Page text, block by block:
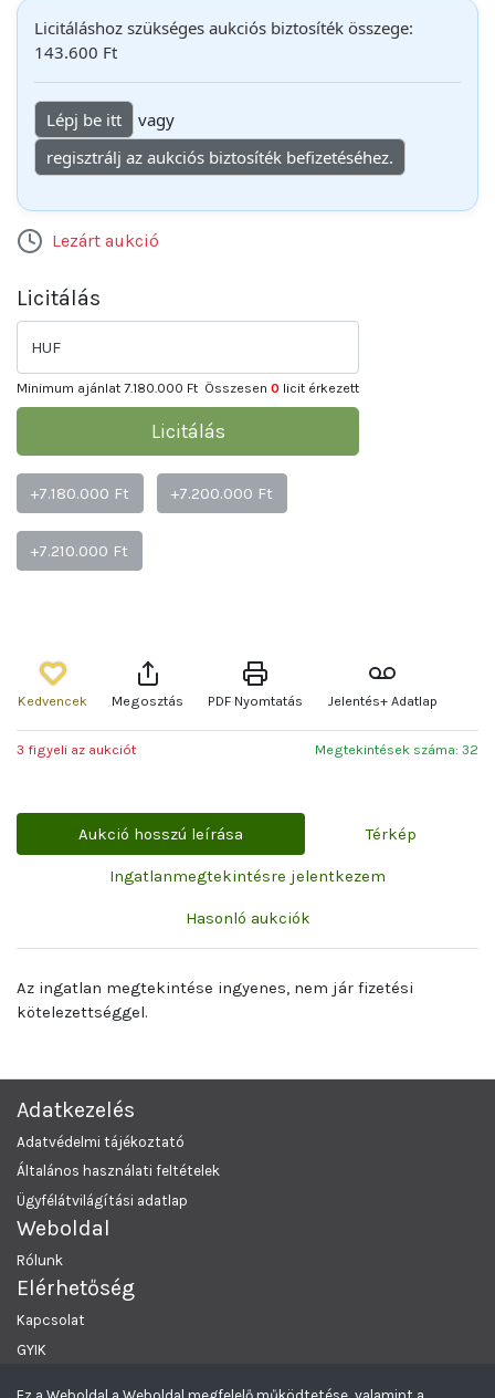
Licitáláshoz szükséges aukciós biztosíték összege:
143.600 Ft
Lépj be itt
vagy
regisztrálj az aukciós biztosíték befizetéséhez.
Lezárt aukció
Licitálás
HUF
Minimum ajánlat 7.180.000 Ft Összesen 0 licit érkezett
Licitálás
+7.180.000 Ft +7.200.000 Ft
+7.210.000 Ft
Kedvencek Megosztás PDF Nyomtatás Jelentés+ Adatlap
3 figyeli az aukciót Megtekintések száma: 32
Aukció hosszú leírása Térkép
Ingatlanmegtekintésre jelentkezem
Hasonló aukciók
Az ingatlan megtekintése ingyenes, nem jár fizetési
kötelezettséggel.
Adatkezelés
Adatvédelmi tájékoztató
Általános használati feltételek
Ügyfélátvilágítási adatlap
Weboldal
Rólunk
Elérhetőség
Kapcsolat
GYIK